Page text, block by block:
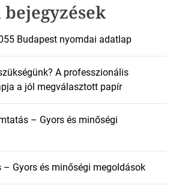
Budapest nyomdai adatlap
A professzionális
a jól megválasztott papír
– Gyors és minőségi
– Gyors és minőségi megoldások